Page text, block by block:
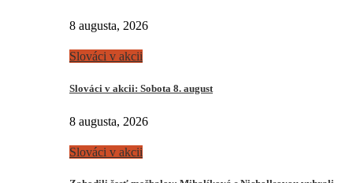
8 augusta, 2026
Slováci v akcii
Slováci v akcii: Sobota 8. august
8 augusta, 2026
Slováci v akcii